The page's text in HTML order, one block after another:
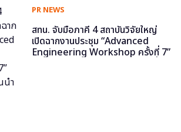
PR NEWS
สทน. จับมือภาคี 4 สถาบันวิจัยใหญ่
เปิดฉากงานประชุม “Advanced
Engineering Workshop ครั้งที่ 7”